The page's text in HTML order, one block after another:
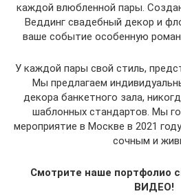
каждой влюбленной пары.
Веддинг свадебный декор и
ваше событие особенную
У каждой пары свой стиль,
Мы предлагаем
декора банкетного зала,
шаблонных стандартов. Мы
мероприятие в Москве в 2021
сочным и
Смотрите наше портфолио
ВИДЕО!